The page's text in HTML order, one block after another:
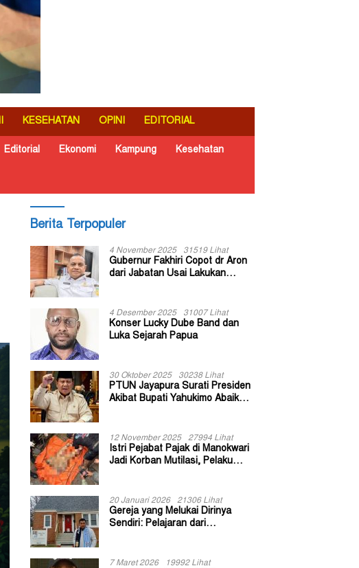
KESEHATAN OPINI EDITORIAL
Editorial Ekonomi Kampung Kesehatan
Berita Terpopuler
4 November 2025 31519 Lihat
Gubernur Fakhiri Copot dr Aron
dari Jabatan Usai Lakukan
4 Desember 2025 31007 Lihat
Konser Lucky Dube Band dan
Luka Sejarah Papua
30 Oktober 2025 30238 Lihat
PTUN Jayapura Surati Presiden
Akibat Bupati Yahukimo Abaikan
12 November 2025 27994 Lihat
Istri Pejabat Pajak di Manokwari
Jadi Korban Mutilasi, Pelaku
20 Januari 2026 21306 Lihat
Gereja yang Melukai Dirinya
Sendiri: Pelajaran dari
7 Maret 2026 19992 Lihat